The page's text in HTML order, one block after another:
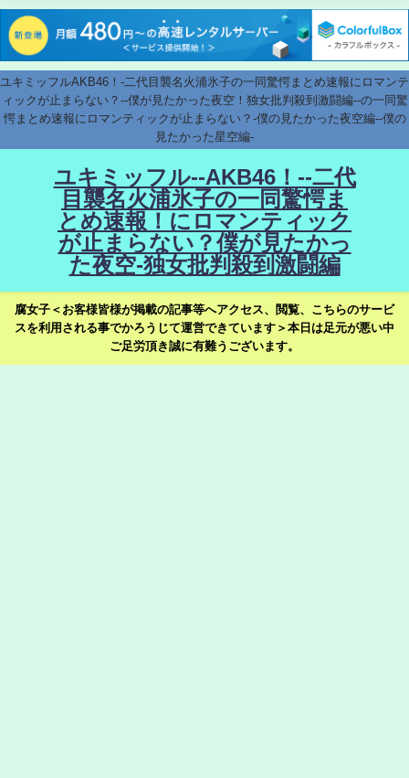
ユキミッフルAKB46！-二代目襲名火浦氷子の一同驚愕まとめ速報にロマンテ
ィックが止まらない？--僕が見たかった夜空！独女批判殺到激闘編--の一同驚
愕まとめ速報にロマンティックが止まらない？-僕の見たかった夜空編--僕の
見たかった星空編-
ユキミッフル--AKB46！--二代
目襲名火浦氷子の一同驚愕ま
とめ速報！にロマンティック
が止まらない？僕が見たかっ
た夜空-独女批判殺到激闘編
腐女子＜お客様皆様が掲載の記事等へアクセス、閲覧、こちらのサービ
スを利用される事でかろうじて運営できています＞本日は足元が悪い中
ご足労頂き誠に有難うございます。